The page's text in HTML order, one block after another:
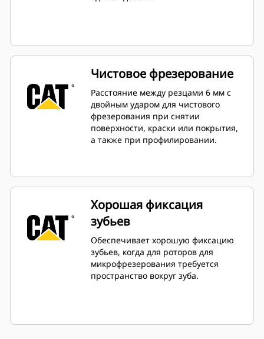
Чистовое фрезерование
Расстояние между резцами 6 мм с
двойным ударом для чистового
фрезерования при снятии
поверхности, краски или покрытия,
а также при профилировании.
Хорошая фиксация
зубьев
Обеспечивает хорошую фиксацию
зубьев, когда для роторов для
микрофрезерования требуется
пространство вокруг зуба.